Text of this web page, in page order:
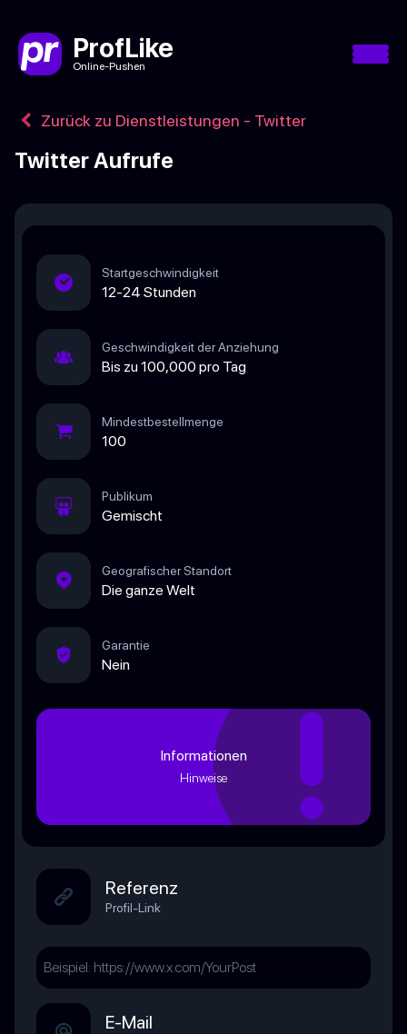
ProfLike
Online-Pushen
Zurück zu Dienstleistungen - Twitter
Twitter Aufrufe
Startgeschwindigkeit
12-24 Stunden
Geschwindigkeit der Anziehung
Bis zu 100,000 pro Tag
Mindestbestellmenge
100
Publikum
Gemischt
Geografischer Standort
Die ganze Welt
Garantie
Nein
Informationen
Hinweise
Referenz
Profil-Link
E-Mail